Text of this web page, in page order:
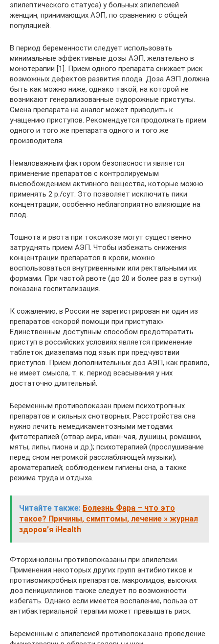
эпилептического статуса) у больных эпилепсией
женщин, принимающих АЭП, по сравнению с общей
популяцией.
В период беременности следует использовать
минимальные эффективные дозы АЭП, желательно в
монотерапии [1]. Прием одного препарата снижает риск
возможных дефектов развития плода. Доза АЭП должна
быть как можно ниже, однако такой, на которой не
возникают генерализованные судорожные приступы.
Смена препарата на аналог может приводить к
учащению приступов. Рекомендуется продолжать прием
одного и того же препарата одного и того же
производителя.
Немаловажным фактором безопасности является
применение препаратов с контролируемым
высвобождением активного вещества, которые можно
применять 2 р./сут. Это позволяет исключить пики
концентрации, особенно неблагоприятно влияющие на
плод.
Тошнота и рвота при токсикозе могут существенно
затруднять прием АЭП. Чтобы избежать снижения
концентрации препаратов в крови, можно
воспользоваться внутривенными или ректальными их
формами. При частой рвоте (до 20 и более раз в сутки)
показана госпитализация.
К сожалению, в России не зарегистрирован ни один из
препаратов «скорой помощи при приступах».
Единственным доступным способом предотвратить
приступ в российских условиях является применение
таблеток диа­зепама под язык при предчувствии
приступов. Прием дополнительных доз АЭП, как правило,
не имеет смысла, т. к. период всасывания у них
достаточно длительный.
Беременным противопоказан прием психотропных
препаратов и сильных снотворных. Расстройства сна
нужно лечить немедикаментозными методами:
фитотерапией (отвар аира, иван-чая, душицы, ромашки,
мяты, липы, пиона и др.); психотерапией (прослушивание
перед сном негромкой расслабляющей музыки);
ароматерапией; соблюдением гигиены сна, а также
режима труда и отдыха.
Читайте также: Болезнь Фара – что это
такое? Причины, симптомы, лечение » журнал
здоров’я iHealth
Фторхинолоны противопоказаны при эпилепсии.
Применения некоторых других групп антибиотиков и
противомикробных препаратов: макролидов, высоких
доз пенициллинов также следует по возможности
избегать. Однако если имеется воспаление, польза от
антибактериальной терапии может превышать риск.
Беременным с эпилепсией противопоказано проведение